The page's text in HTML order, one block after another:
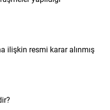
ilişkin resmi karar alınmış